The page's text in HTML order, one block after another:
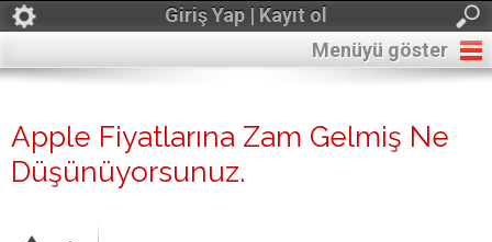
Giriş Yap | Kayıt ol
Menüyü göster
Apple Fiyatlarına Zam Gelmiş Ne
Düşünüyorsunuz.